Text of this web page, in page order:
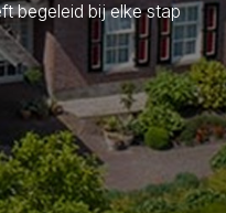
begeleid bij elke stap